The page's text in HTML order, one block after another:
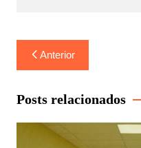
Navegação
de
Post
Anterior
Posts relacionados